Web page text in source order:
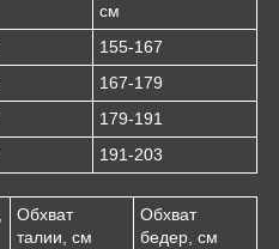
см
155-167
167-179
179-191
191-203
Обхват
талии, см
Обхват
бедер, см